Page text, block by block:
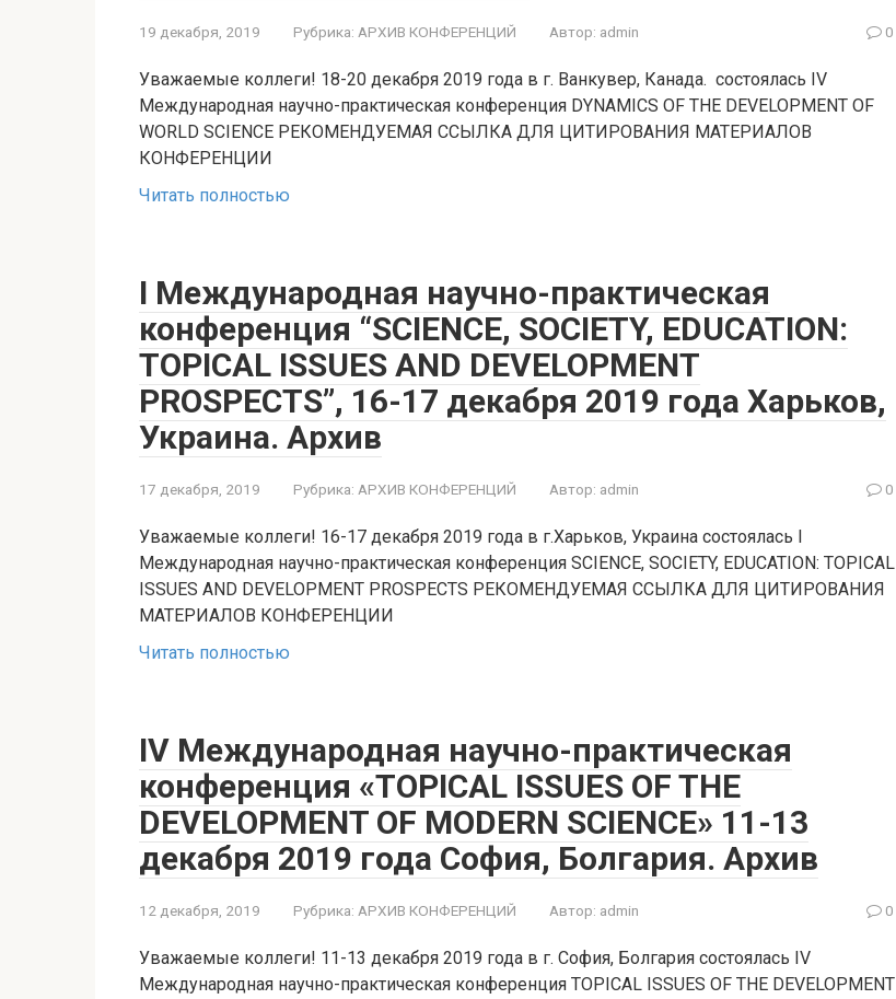
19 декабря, 2019 Рубрика: АРХИВ КОНФЕРЕНЦИЙ Автор: admin 0
Уважаемые коллеги! 18-20 декабря 2019 года в г. Ванкувер, Канада. состоялась IV
Международная научно-практическая конференция DYNAMICS OF THE DEVELOPMENT OF
WORLD SCIENCE РЕКОМЕНДУЕМАЯ ССЫЛКА ДЛЯ ЦИТИРОВАНИЯ МАТЕРИАЛОВ
КОНФЕРЕНЦИИ
Читать полностью
I Международная научно-практическая
конференция “SCIENCE, SOCIETY, EDUCATION:
TOPICAL ISSUES AND DEVELOPMENT
PROSPECTS”, 16-17 декабря 2019 года Харьков,
Украина. Архив
17 декабря, 2019 Рубрика: АРХИВ КОНФЕРЕНЦИЙ Автор: admin 0
Уважаемые коллеги! 16-17 декабря 2019 года в г.Харьков, Украина состоялась I
Международная научно-практическая конференция SCIENCE, SOCIETY, EDUCATION: TOPICAL
ISSUES AND DEVELOPMENT PROSPECTS РЕКОМЕНДУЕМАЯ ССЫЛКА ДЛЯ ЦИТИРОВАНИЯ
МАТЕРИАЛОВ КОНФЕРЕНЦИИ
Читать полностью
IV Международная научно-практическая
конференция «TOPICAL ISSUES OF THE
DEVELOPMENT OF MODERN SCIENCE» 11-13
декабря 2019 года София, Болгария. Архив
12 декабря, 2019 Рубрика: АРХИВ КОНФЕРЕНЦИЙ Автор: admin 0
Уважаемые коллеги! 11-13 декабря 2019 года в г. София, Болгария состоялась IV
Международная научно-практическая конференция TOPICAL ISSUES OF THE DEVELOPMENT